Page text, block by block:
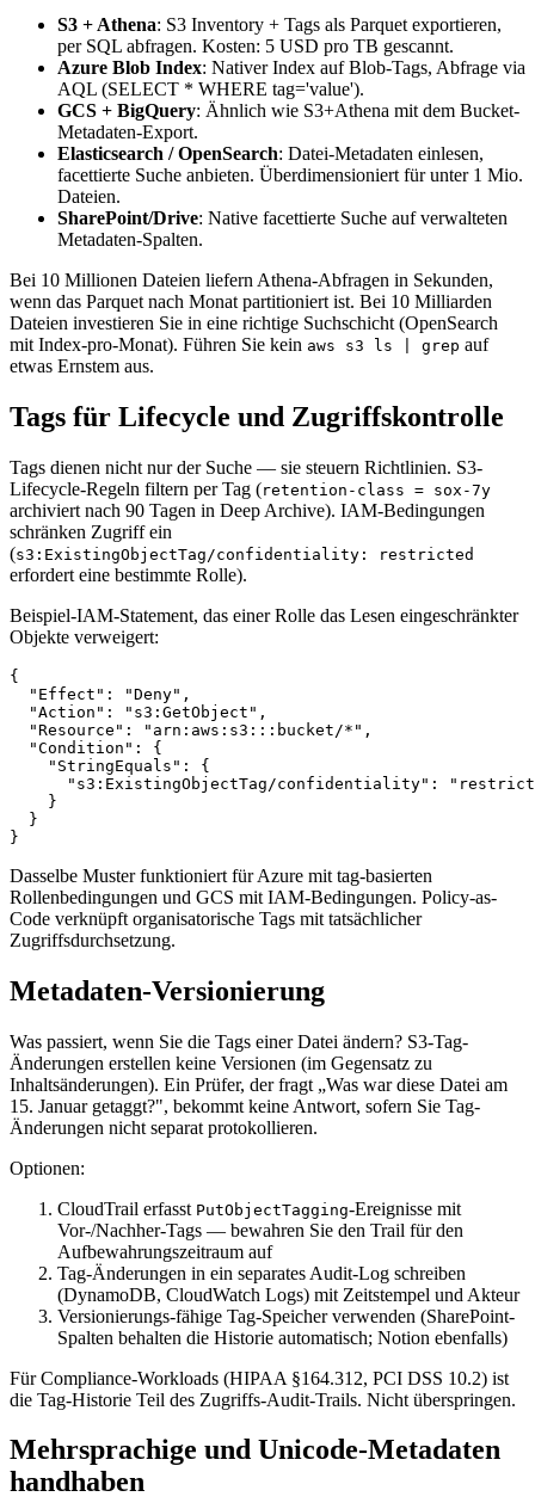
S3 + Athena: S3 Inventory + Tags als Parquet exportieren,
per SQL abfragen. Kosten: 5 USD pro TB gescannt.
Azure Blob Index: Nativer Index auf Blob-Tags, Abfrage via
AQL (SELECT * WHERE tag='value').
GCS + BigQuery: Ähnlich wie S3+Athena mit dem Bucket-
Metadaten-Export.
Elasticsearch / OpenSearch: Datei-Metadaten einlesen,
facettierte Suche anbieten. Überdimensioniert für unter 1 Mio.
Dateien.
SharePoint/Drive: Native facettierte Suche auf verwalteten
Metadaten-Spalten.
Bei 10 Millionen Dateien liefern Athena-Abfragen in Sekunden,
wenn das Parquet nach Monat partitioniert ist. Bei 10 Milliarden
Dateien investieren Sie in eine richtige Suchschicht (OpenSearch
mit Index-pro-Monat). Führen Sie kein aws s3 ls | grep auf
etwas Ernstem aus.
Tags für Lifecycle und Zugriffskontrolle
Tags dienen nicht nur der Suche — sie steuern Richtlinien. S3-
Lifecycle-Regeln filtern per Tag (retention-class = sox-7y
archiviert nach 90 Tagen in Deep Archive). IAM-Bedingungen
schränken Zugriff ein
(s3:ExistingObjectTag/confidentiality: restricted
erfordert eine bestimmte Rolle).
Beispiel-IAM-Statement, das einer Rolle das Lesen eingeschränkter
Objekte verweigert:
{
  "Effect": "Deny",
  "Action": "s3:GetObject",
  "Resource": "arn:aws:s3:::bucket/*",
  "Condition": {
    "StringEquals": {
"s3:ExistingObjectTag/confidentiality":
    }
  }
Dasselbe Muster funktioniert für Azure mit tag-basierten
Rollenbedingungen und GCS mit IAM-Bedingungen. Policy-as-
Code verknüpft organisatorische Tags mit tatsächlicher
Zugriffsdurchsetzung.
Metadaten-Versionierung
Was passiert, wenn Sie die Tags einer Datei ändern? S3-Tag-
Änderungen erstellen keine Versionen (im Gegensatz zu
Inhaltsänderungen). Ein Prüfer, der fragt „Was war diese Datei am
15. Januar getaggt?", bekommt keine Antwort, sofern Sie Tag-
Änderungen nicht separat protokollieren.
Optionen:
CloudTrail erfasst PutObjectTagging-Ereignisse mit
Vor-/Nachher-Tags — bewahren Sie den Trail für den
Aufbewahrungszeitraum auf
Tag-Änderungen in ein separates Audit-Log schreiben
(DynamoDB, CloudWatch Logs) mit Zeitstempel und Akteur
Versionierungs-fähige Tag-Speicher verwenden (SharePoint-
Spalten behalten die Historie automatisch; Notion ebenfalls)
Für Compliance-Workloads (HIPAA §164.312, PCI DSS 10.2) ist
die Tag-Historie Teil des Zugriffs-Audit-Trails. Nicht überspringen.
Mehrsprachige und Unicode-Metadaten
handhaben